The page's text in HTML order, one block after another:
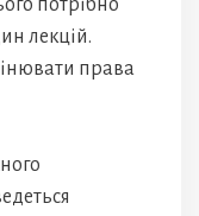
потрібно
лекцій.
права